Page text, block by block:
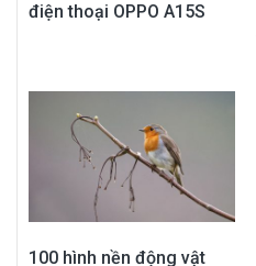
điện thoại OPPO A15S
100 hình nền động vật